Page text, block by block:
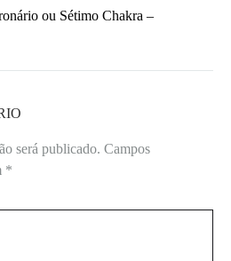
ou Sétimo Chakra –
será publicado. Campos
*